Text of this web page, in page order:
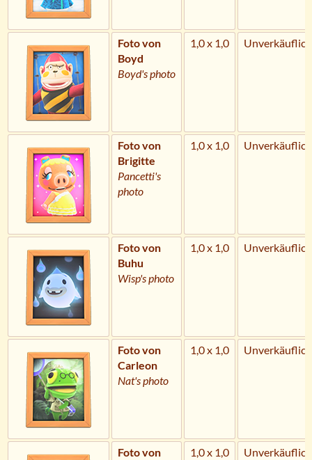
Foto von
Boyd
Boyd's photo
1,0 x 1,0 Unverkäuflich
Foto von
Brigitte
Pancetti's
photo
1,0 x 1,0 Unverkäuflich
Foto von
Buhu
Wisp's photo
1,0 x 1,0 Unverkäuflich
Foto von
Carleon
Nat's photo
1,0 x 1,0 Unverkäuflich
Foto von
1,0 x 1,0 Unverkäuflich